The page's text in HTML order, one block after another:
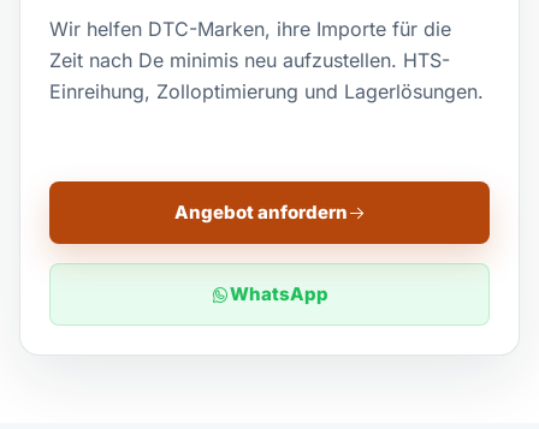
Wir helfen DTC-Marken, ihre Importe für die
Zeit nach De minimis neu aufzustellen. HTS-
Einreihung, Zolloptimierung und Lagerlösungen.
Angebot anfordern
WhatsApp